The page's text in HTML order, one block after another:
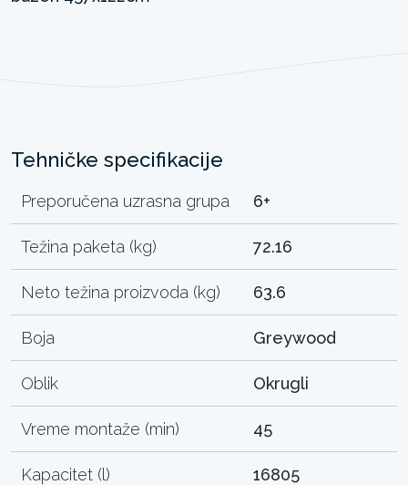
Tehničke specifikacije
Preporučena uzrasna grupa 6+
Težina paketa (kg) 72.16
Neto težina proizvoda (kg) 63.6
Boja Greywood
Oblik Okrugli
Vreme montaže (min) 45
Kapacitet (l) 16805